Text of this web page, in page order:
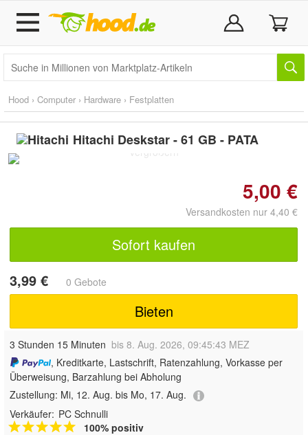
Hood › Computer › Hardware › Festplatten
Hitachi Deskstar - 61 GB - PATA
Doppelt antippen zum
vergrößern
5,00 €
Versandkosten nur 4,40 €
Sofort kaufen
3,99 €
0 Gebote
Bieten
3 Stunden 15 Minuten bis 8. Aug. 2026, 09:45:43 MEZ
, Kreditkarte, Lastschrift, Ratenzahlung, Vorkasse per
Überweisung, Barzahlung bei Abholung
Zustellung: Mi, 12. Aug. bis Mo, 17. Aug.
Verkäufer: PC Schnulli
100% positiv